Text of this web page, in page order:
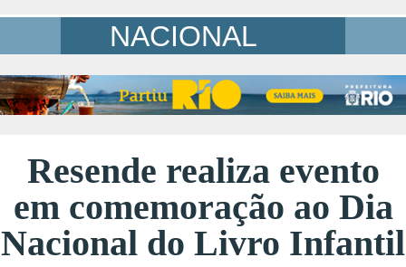
NACIONAL
Resende realiza evento
em comemoração ao Dia
Nacional do Livro Infantil